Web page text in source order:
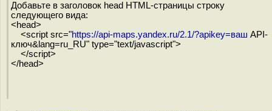
Добавьте в заголовок head HTML-страницы строку
следующего вида:
<head>
<script src="https://api-maps.yandex.ru/2.1/?apikey=ваш API-
ключ&lang=ru_RU" type="text/javascript">
</script>
</head>